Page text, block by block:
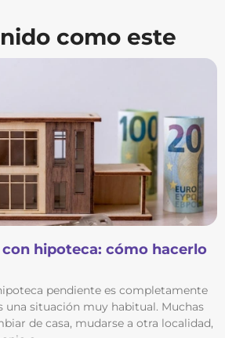
como este
hipoteca: cómo hacerlo
pendiente es completamente
una situación muy habitual. Muchas
de casa, mudarse a otra localidad,